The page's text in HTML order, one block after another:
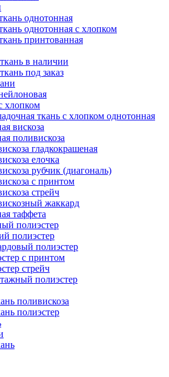
однотонная
однотонная с хлопком
принтованная
в наличии
под заказ
хлопком
ткань с хлопком однотонная
вискоза
поливискоза
гладкокрашеная
елочка
рубчик (диагональ)
с принтом
стрейч
жаккард
таффета
полиэстер
полиэстер
полиэстер
с принтом
стрейч
полиэстер
поливискоза
полиэстер